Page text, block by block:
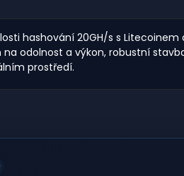
hashování 20GH/s s
odolnost a výkon, robustní
prostředí.